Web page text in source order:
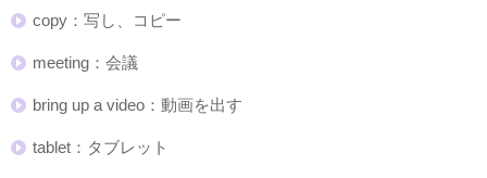
copy：写し、コピー
meeting：会議
bring up a video：動画を出す
tablet：タブレット